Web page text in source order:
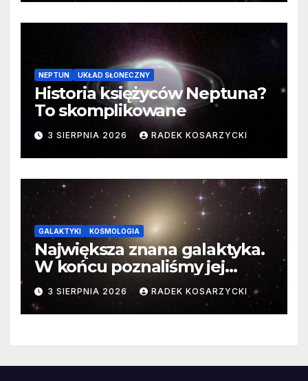
NEPTUN UKŁAD SŁONECZNY
Historia księżyców Neptuna?
To skomplikowane
3 SIERPNIA 2026 RADEK KOSARZYCKI
GALAKTYKI KOSMOLOGIA
Największa znana galaktyka.
W końcu poznaliśmy jej
faktyczne wymiary
3 SIERPNIA 2026 RADEK KOSARZYCKI